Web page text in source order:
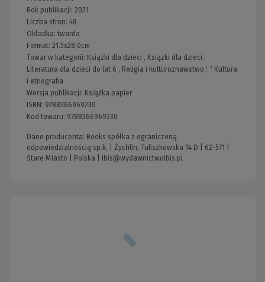
Rok publikacji: 2021
Liczba stron: 48
Okładka:twarda
Format: 21.5x28.0cm
Towar w kategorii: Książki dla dzieci , Książki dla dzieci ,
Literatura dla dzieci do lat 6 , Religia i kulturoznawstwo ', ' Kultura
i etnografia
Wersja publikacji: Książka papier
ISBN: 9788366969230
Kod towaru: 9788366969230
Dane producenta: Books spółka z ograniczoną
odpowiedzialnością sp.k. | Żychlin, Tuliszkowska 14 D | 62-571 |
Stare Miasto | Polska | ibis@wydawnictwoibis.pl